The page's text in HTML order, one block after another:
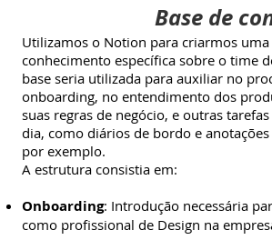
Base de
Utilizamos o Notion para criarmos uma
conhecimento específica sobre o time
base seria utilizada para auxiliar no
onboarding, no entendimento dos
suas regras de negócio, e outras
dia, como diários de bordo e
por exemplo.
A estrutura consistia em:
Onboarding: Introdução necessária
como profissional de Design na